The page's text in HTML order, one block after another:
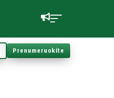
Prenumeruokite